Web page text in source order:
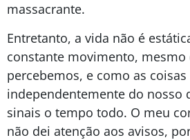
massacrante.
Entretanto, a vida não é
constante movimento, mesmo
percebemos, e como as
independentemente do nosso
sinais o tempo todo. O meu
não dei atenção aos avisos,